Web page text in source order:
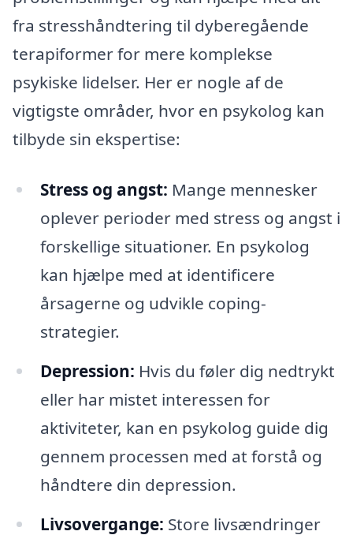
fra stresshåndtering til dyberegående
terapiformer for mere komplekse
psykiske lidelser. Her er nogle af de
vigtigste områder, hvor en psykolog kan
tilbyde sin ekspertise:
Stress og angst: Mange mennesker
oplever perioder med stress og angst i
forskellige situationer. En psykolog
kan hjælpe med at identificere
årsagerne og udvikle coping-
strategier.
Depression: Hvis du føler dig nedtrykt
eller har mistet interessen for
aktiviteter, kan en psykolog guide dig
gennem processen med at forstå og
håndtere din depression.
Livsovergange: Store livsændringer